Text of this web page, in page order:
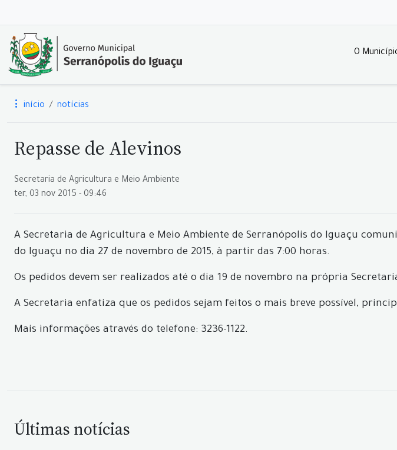
O
início notícias
Repasse de Alevinos
Secretaria de Agricultura e Meio Ambiente
ter, 03 nov 2015 - 09:46
A Secretaria de Agricultura e Meio Ambiente de Serranópolis do Iguaçu
do Iguaçu no dia 27 de novembro de 2015, à partir das 7:00 horas.
Os pedidos devem ser realizados até o dia 19 de novembro na própria
A Secretaria enfatiza que os pedidos sejam feitos o mais breve possível,
Mais informações através do telefone: 3236-1122.
Últimas notícias